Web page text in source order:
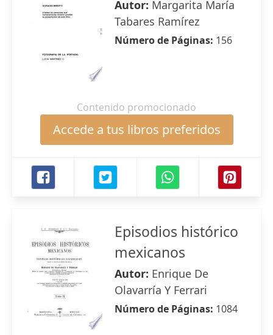
Autor: Margarita María
Tabares Ramírez
Número de Páginas: 156
Contenido promocionado
Accede a tus libros preferidos
Episodios histórico
mexicanos
Autor: Enrique De
Olavarría Y Ferrari
Número de Páginas: 1084